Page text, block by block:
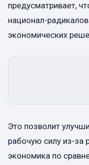
предусматривает,
национал-
экономических
Это позволит
рабочую силу из-за
экономика по